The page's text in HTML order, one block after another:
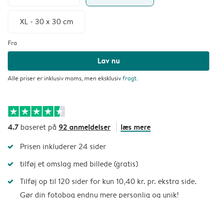
XL - 30 x 30 cm
Fra
Lav nu
Alle priser er inklusiv moms, men eksklusivfragt.
4.7 baseret på 92 anmeldelser læs mere
Prisen inkluderer 24 sider
tilføj et omslag med billede (gratis)
Tilføj op til 120 sider for kun 10,40 kr. pr. ekstra side.
Gør din fotobog endnu mere personlig og unik!